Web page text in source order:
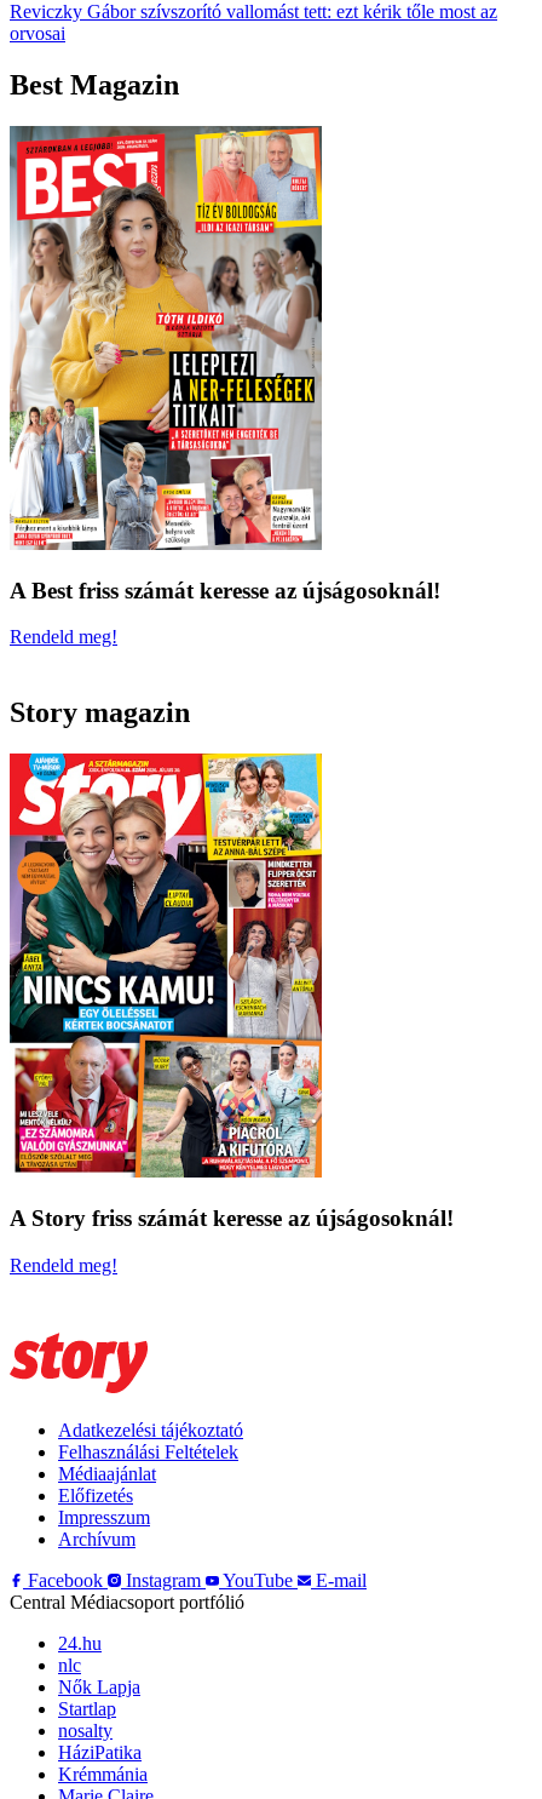
Reviczky Gábor szívszorító vallomást tett: ezt kérik tőle most az
orvosai
Best Magazin
A Best friss számát keresse az újságosoknál!
Rendeld meg!
Story magazin
A Story friss számát keresse az újságosoknál!
Rendeld meg!
Adatkezelési tájékoztató
Felhasználási Feltételek
Médiaajánlat
Előfizetés
Impresszum
Archívum
Facebook
Instagram YouTube
E-mail
Central Médiacsoport portfólió
24.hu
nlc
Nők Lapja
Startlap
nosalty
HáziPatika
Krémmánia